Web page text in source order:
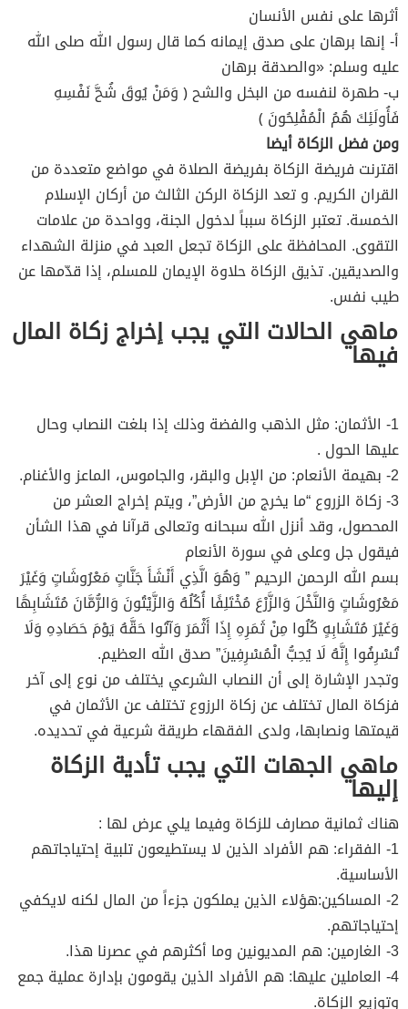
أثرها على نفس الأنسان
أ‌- إنها برهان على صدق إيمانه كما قال رسول الله صلى الله
عليه وسلم: «والصدقة برهان
ب‌- طهرة لنفسه من البخل والشح ﴿ وَمَنْ يُوقَ شُحَّ نَفْسِهِ
فَأُولَئِكَ هُمُ الْمُفْلِحُونَ ﴾
ومن فضل الزكاة أيضا
اقترنت فريضة الزكاة بفريضة الصلاة في مواضع متعددة من
القران الكريم. و تعد الزكاة الركن الثالث من أركان الإسلام
الخمسة. تعتبر الزكاة سبباً لدخول الجنة، وواحدة من علامات
التقوى. المحافظة على الزكاة تجعل العبد في منزلة الشهداء
والصديقين. تذيق الزكاة حلاوة الإيمان للمسلم، إذا قدّمها عن
طيب نفس.
ماهي الحالات التي يجب إخراج زكاة المال
فيها
1- الأثمان: مثل الذهب والفضة وذلك إذا بلغت النصاب وحال
عليها الحول .
2- بهيمة الأنعام: من الإبل والبقر، والجاموس، الماعز والأغنام.
3- زكاة الزروع “ما يخرج من الأرض”، ويتم إخراج العشر من
المحصول، وقد أنزل الله سبحانه وتعالى قرآنا في هذا الشأن
فيقول جل وعلى في سورة الأنعام
بسم الله الرحمن الرحيم ” وَهُوَ الَّذِي أَنْشَأَ جَنَّاتٍ مَعْرُوشَاتٍ وَغَيْرَ
مَعْرُوشَاتٍ وَالنَّخْلَ وَالزَّرْعَ مُخْتَلِفًا أُكُلُهُ وَالزَّيْتُونَ وَالرُّمَّانَ مُتَشَابِهًا
وَغَيْرَ مُتَشَابِهٍ كُلُوا مِنْ ثَمَرِهِ إِذَا أَثْمَرَ وَآتُوا حَقَّهُ يَوْمَ حَصَادِهِ وَلَا
تُسْرِفُوا إِنَّهُ لَا يُحِبُّ الْمُسْرِفِينَ” صدق الله العظيم.
وتجدر الإشارة إلى أن النصاب الشرعي يختلف من نوع إلى آخر
فزكاة المال تختلف عن زكاة الرزوع تختلف عن الأثمان في
قيمتها ونصابها، ولدى الفقهاء طريقة شرعية في تحديده.
ماهي الجهات التي يجب تأدية الزكاة
إليها
هناك ثمانية مصارف للزكاة وفيما يلي عرض لها :
1- الفقراء: هم الأفراد الذين لا يستطيعون تلبية إحتياجاتهم
الأساسية.
2- المساكين:هؤلاء الذين يملكون جزءاً من المال لكنه لايكفي
إحتياجاتهم.
3- الغارمين: هم المديونين وما أكثرهم في عصرنا هذا.
4- العاملين عليها: هم الأفراد الذين يقومون بإدارة عملية جمع
وتوزيع الزكاة.